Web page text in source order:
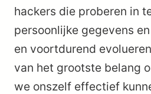
hackers die proberen in
persoonlijke gegevens
en voortdurend
van het grootste belang
we onszelf effectief